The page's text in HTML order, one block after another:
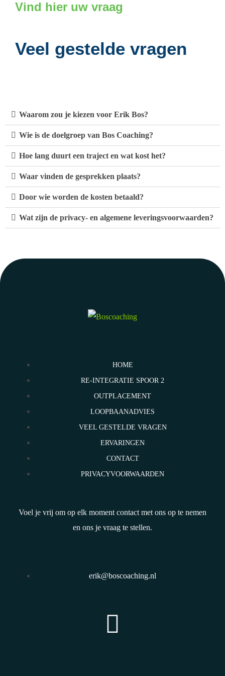
Vind hier uw vraag
Veel gestelde vragen
Waarom zou je kiezen voor Erik Bos?
Wie is de doelgroep van Bos Coaching?
Hoe lang duurt een traject en wat kost het?
Waar vinden de gesprekken plaats?
Door wie worden de kosten betaald?
Wat zijn de privacy- en algemene leveringsvoorwaarden?
HOME
RE-INTEGRATIE SPOOR 2
OUTPLACEMENT
LOOPBAANADVIES
VEEL GESTELDE VRAGEN
ERVARINGEN
CONTACT
PRIVACYVOORWAARDEN
Voel je vrij om op elk moment contact met ons op te nemen
en ons je vraag te stellen.
erik@boscoaching.nl